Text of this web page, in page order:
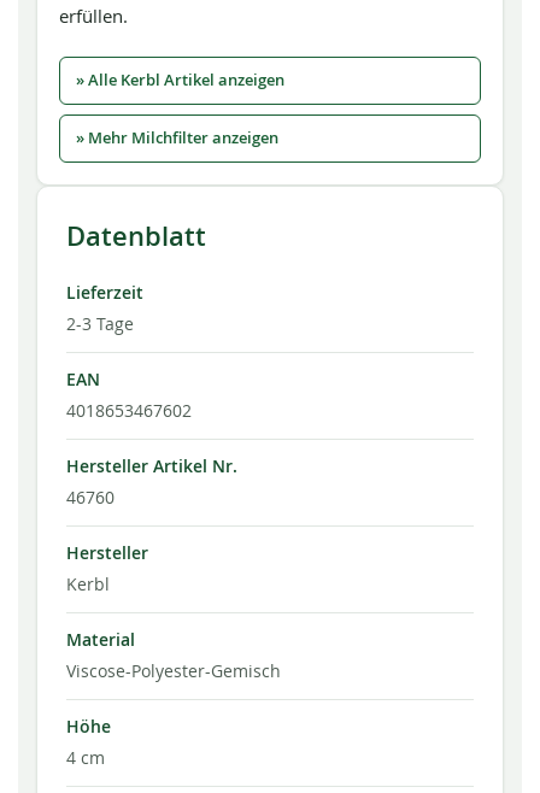
erfüllen.
» Alle Kerbl Artikel anzeigen
» Mehr Milchfilter anzeigen
Datenblatt
Lieferzeit
2-3 Tage
EAN
4018653467602
Hersteller Artikel Nr.
46760
Hersteller
Kerbl
Material
Viscose-Polyester-Gemisch
Höhe
4 cm